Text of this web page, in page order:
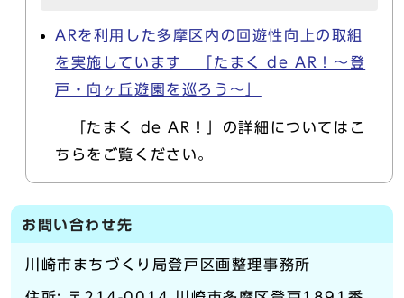
ARを利用した多摩区内の回遊性向上の取組
を実施しています 「たまく de AR！～登
戸・向ヶ丘遊園を巡ろう～」
「たまく de AR！」の詳細についてはこ
ちらをご覧ください。
お問い合わせ先
川崎市まちづくり局登戸区画整理事務所